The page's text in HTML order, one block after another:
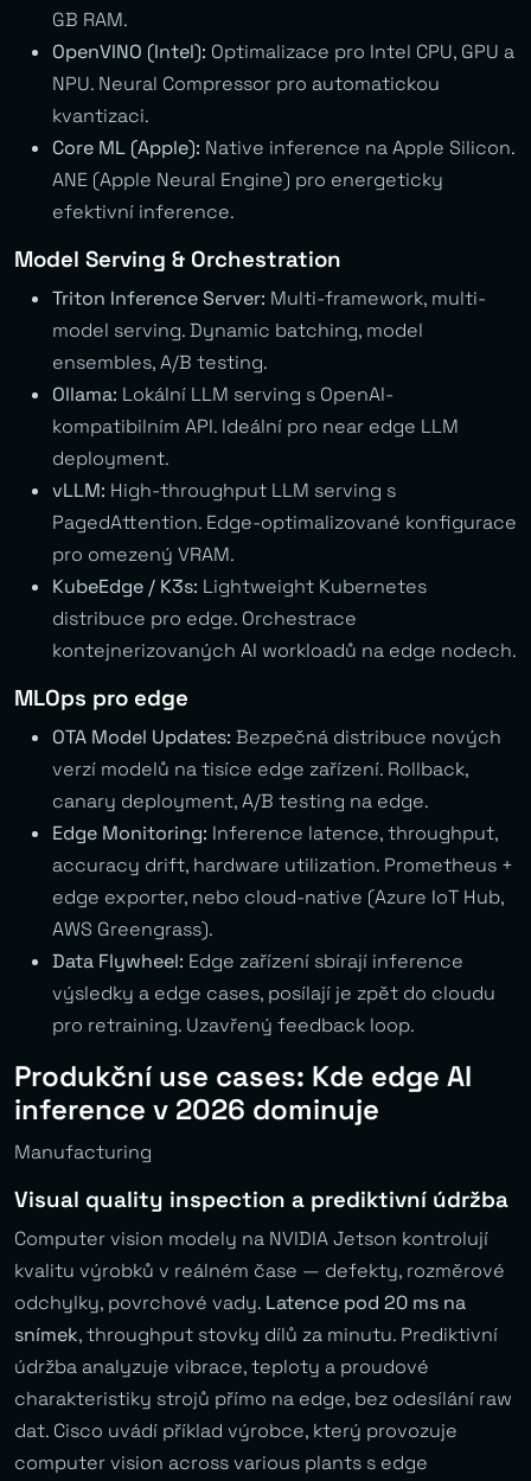
GB RAM.
OpenVINO (Intel): Optimalizace pro Intel CPU, GPU a
NPU. Neural Compressor pro automatickou
kvantizaci.
Core ML (Apple): Native inference na Apple Silicon.
ANE (Apple Neural Engine) pro energeticky
efektivní inference.
Model Serving & Orchestration
Triton Inference Server: Multi-framework, multi-
model serving. Dynamic batching, model
ensembles, A/B testing.
Ollama: Lokální LLM serving s OpenAI-
kompatibilním API. Ideální pro near edge LLM
deployment.
vLLM: High-throughput LLM serving s
PagedAttention. Edge-optimalizované konfigurace
pro omezený VRAM.
KubeEdge / K3s: Lightweight Kubernetes
distribuce pro edge. Orchestrace
kontejnerizovaných AI workloadů na edge nodech.
MLOps pro edge
OTA Model Updates: Bezpečná distribuce nových
verzí modelů na tisíce edge zařízení. Rollback,
canary deployment, A/B testing na edge.
Edge Monitoring: Inference latence, throughput,
accuracy drift, hardware utilization. Prometheus +
edge exporter, nebo cloud-native (Azure IoT Hub,
AWS Greengrass).
Data Flywheel: Edge zařízení sbírají inference
výsledky a edge cases, posílají je zpět do cloudu
pro retraining. Uzavřený feedback loop.
Produkční use cases: Kde edge AI
inference v 2026 dominuje
Manufacturing
Visual quality inspection a prediktivní údržba
Computer vision modely na NVIDIA Jetson kontrolují
kvalitu výrobků v reálném čase — defekty, rozměrové
odchylky, povrchové vady. Latence pod 20 ms na
snímek, throughput stovky dílů za minutu. Prediktivní
údržba analyzuje vibrace, teploty a proudové
charakteristiky strojů přímo na edge, bez odesílání raw
dat. Cisco uvádí příklad výrobce, který provozuje
computer vision across various plants s edge